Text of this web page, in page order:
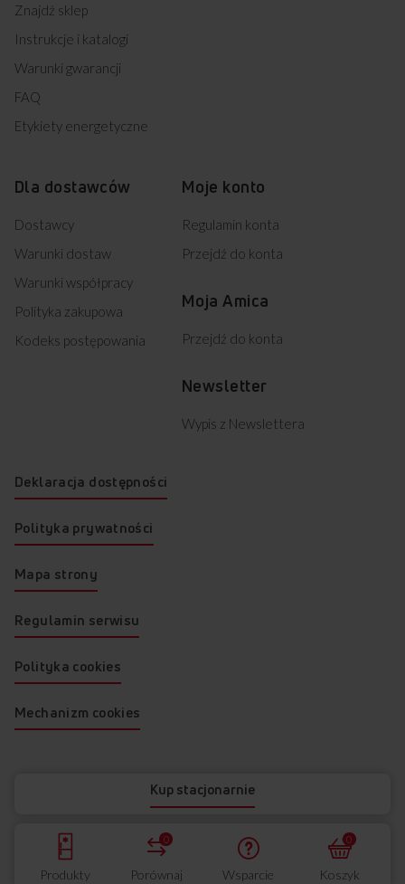
Produkty Porównaj
0
Wsparcie Koszyk
0
Kup stacjonarnie
Znajdź sklep
Instrukcje i katalogi
Warunki gwarancji
FAQ
Etykiety energetyczne
Dla dostawców
Dostawcy
Warunki dostaw
Warunki współpracy
Polityka zakupowa
Kodeks postępowania
Moje konto
Regulamin konta
Przejdź do konta
Moja Amica
Przejdź do konta
Newsletter
Wypis z Newslettera
© 2026 AMICA
Deklaracja dostępności
Polityka prywatności
Mapa strony
Regulamin serwisu
Polityka cookies
Mechanizm cookies